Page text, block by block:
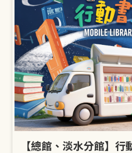
【總館、淡水分館】行